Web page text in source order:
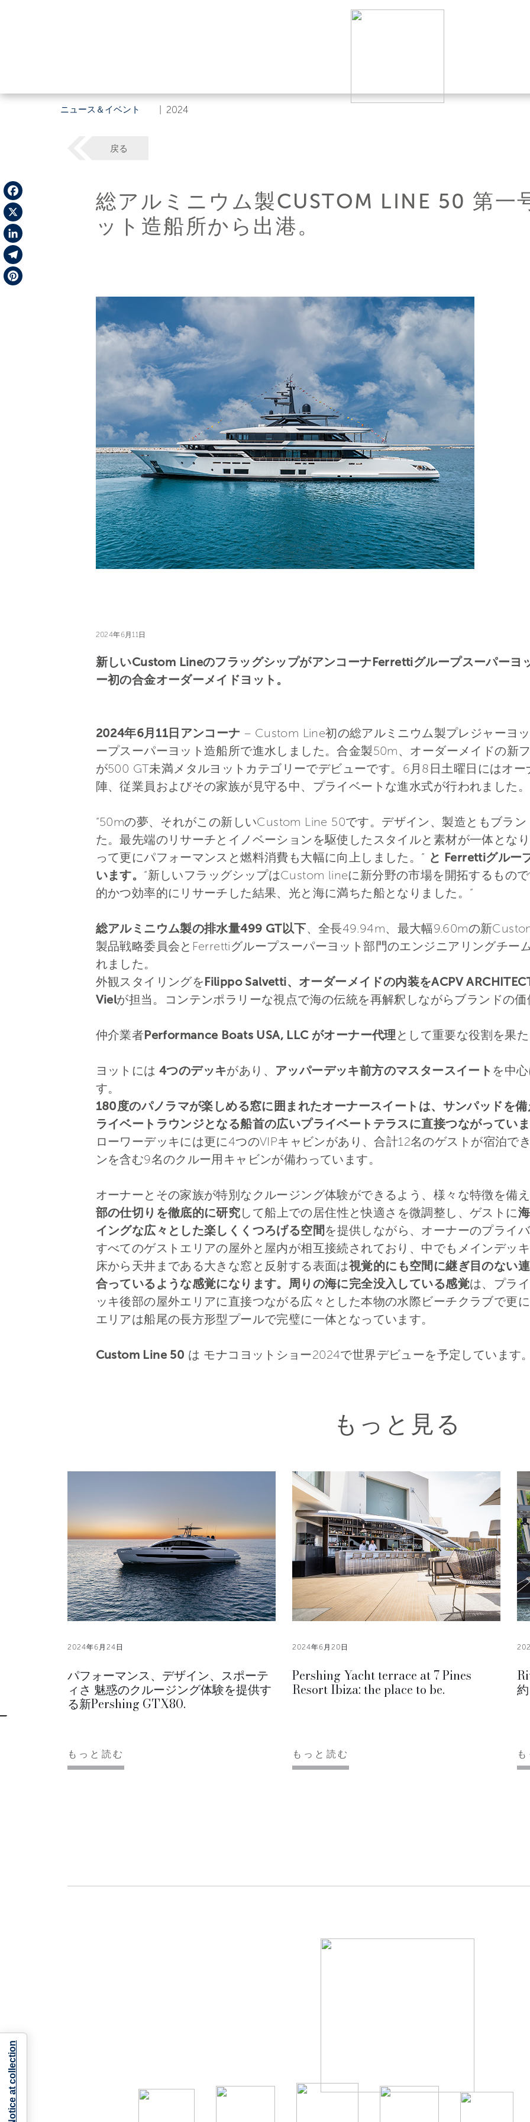
ニュース＆イベント 2024
Facebook
X
LinkedIn
Telegram
戻る
総アルミニウム製CUSTOM LINE 50 第一
ット造船所から出港。
2024年6月11日
新しいCustom LineのフラッグシップがアンコーナFerrettiグループスーパーヨ
ー初の合金オーダーメイドヨット。
2024年6月11日アンコーナ – Custom Line初の総アルミニウム製プレジャーヨ
ープスーパーヨット造船所で進水しました。合金製50m、オーダーメイドの新
が500 GT未満メタルヨットカテゴリーでデビューです。6月8日土曜日にはオ
陣、従業員およびその家族が見守る中、プライベートな進水式が行われました。
“50mの夢、それがこの新しいCustom Line 50です。デザイン、製造ともブラ
た。最先端のリサーチとイノベーションを駆使したスタイルと素材が一体とな
って更にパフォーマンスと燃料消費も大幅に向上しました。” と Ferrettiグルー
います。 “新しいフラッグシップはCustom lineに新分野の市場を開拓するもの
的かつ効率的にリサーチした結果、光と海に満ちた船となりました。”
総アルミニウム製の排水量499 GT以下、全長49.94m、最大幅9.60mの新
製品戦略委員会とFerrettiグループスーパーヨット部門のエンジニアリングチー
れました。
外観スタイリングをFilippo Salvetti、オーダーメイドの内装をACPV
Vielが担当。コンテンポラリーな視点で海の伝統を再解釈しながらブランドの
仲介業者Performance Boats USA, LLC がオーナー代理 として重要な役割を果
ヨットには 4つのデッキがあり、 アッパーデッキ前方のマスタースイート を中
す。
180度のパノラマが楽しめる窓に囲まれたオーナースイートは、サンパッドを
ライベートラウンジとなる船首の広いプライベートテラスに直接つながってい
ローワーデッキには更に4つのVIPキャビンがあり、合計12名のゲストが宿泊で
ンを含む9名のクルー用キャビンが備わっています。
オーナーとその家族が特別なクルージング体験ができるよう、様々な特徴を備
部の仕切りを徹底的に研究して船上での居住性と快適さを微調整し、ゲストに
イングな広々とした楽しくくつろげる空間 を提供しながら、オーナーのプライ
すべてのゲストエリアの屋外と屋内が相互接続されており、中でもメインデッ
床から天井まである大きな窓と反射する表面は視覚的にも空間に継ぎ目のない
合っているような感覚になります。周りの海に完全没入している感覚は、プラ
ッキ後部の屋外エリアに直接つながる広々とした本物の水際ビーチクラブで更
エリアは船尾の長方形型プールで完璧に一体となっています。
Custom Line 50 は モナコヨットショー2024で世界デビューを予定しています
もっと見る
2024年6月24日
パフォーマンス、デザイン、スポーテ
ィさ 魅惑のクルージング体験を提供す
る新Pershing GTX80.
もっと読む
2024年6月20日
Pershing Yacht terrace at 7 Pines
Resort Ibiza: the place to be.
もっと読む
Notice at collection